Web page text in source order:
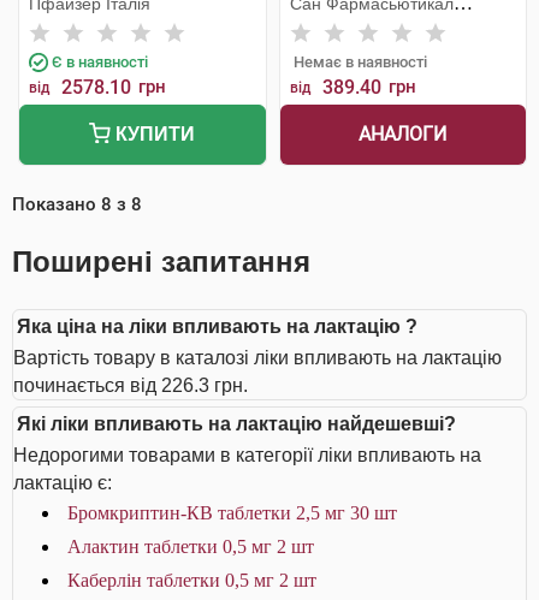
Є в наявності
від 2578.10 грн
КУПИТИ
Індастріз
Немає в наявності
від 389.40 грн
АНАЛОГИ
Показано 8 з 8
Поширені запитання
Яка ціна на ліки впливають на лактацію ?
Вартість товару в каталозі ліки впливають на лактацію
починається від 226.3 грн.
Які ліки впливають на лактацію найдешевші?
Недорогими товарами в категорії ліки впливають на
лактацію є:
Бромкриптин-КВ таблетки 2,5 мг 30 шт
Алактин таблетки 0,5 мг 2 шт
Каберлін таблетки 0,5 мг 2 шт